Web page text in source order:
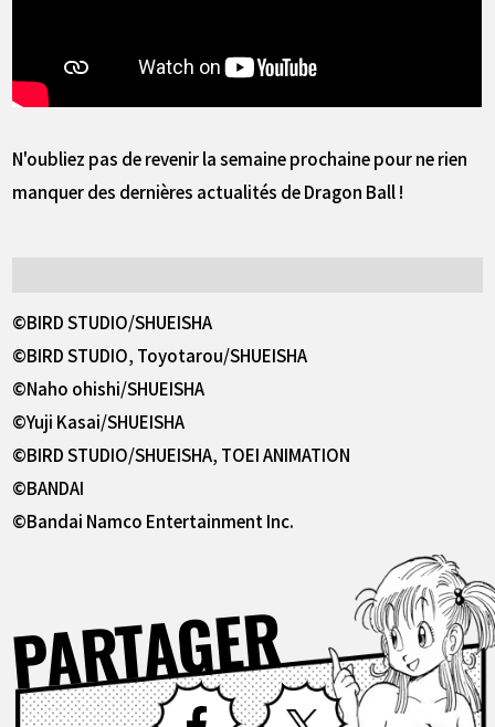
N'oubliez pas de revenir la semaine prochaine pour ne rien
manquer des dernières actualités de Dragon Ball !
©BIRD STUDIO/SHUEISHA
©BIRD STUDIO, Toyotarou/SHUEISHA
©Naho ohishi/SHUEISHA
©Yuji Kasai/SHUEISHA
©BIRD STUDIO/SHUEISHA, TOEI ANIMATION
©BANDAI
©Bandai Namco Entertainment Inc.
PARTAGERFacebook X